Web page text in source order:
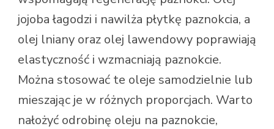
jojoba łagodzi i nawilża płytkę paznokcia, a
olej lniany oraz olej lawendowy poprawiają
elastyczność i wzmacniają paznokcie.
Można stosować te oleje samodzielnie lub
mieszając je w różnych proporcjach. Warto
nałożyć odrobinę oleju na paznokcie,